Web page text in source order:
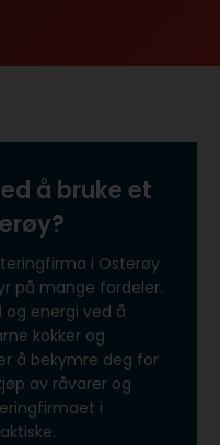
å bruke et
i Osterøy
på mange fordeler.
energi ved å
kokker og
å bekymre deg for
av råvarer og
i